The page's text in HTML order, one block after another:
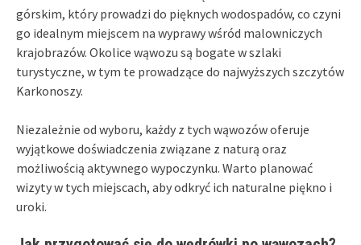
górskim, który prowadzi do pięknych wodospadów, co czyni
go idealnym miejscem na wyprawy wśród malowniczych
krajobrazów. Okolice wąwozu są bogate w szlaki
turystyczne, w tym te prowadzące do najwyższych szczytów
Karkonoszy.
Niezależnie od wyboru, każdy z tych wąwozów oferuje
wyjątkowe doświadczenia związane z naturą oraz
możliwością aktywnego wypoczynku. Warto planować
wizyty w tych miejscach, aby odkryć ich naturalne piękno i
uroki.